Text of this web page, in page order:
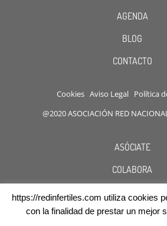
AGENDA
BLOG
CONTACTO
Cookies Aviso Legal Política
@2020 ASOCIACIÓN RED
ASÓCIATE
COLABORA
DESCUENTOS
https://redinfertiles.com utiliza cookies
con la finalidad de prestar un mejor